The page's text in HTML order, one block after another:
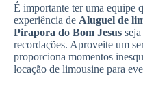
É importante ter uma equipe
experiência de Aluguel de
Pirapora do Bom Jesus
recordações. Aproveite um
proporciona momentos
locação de limousine para